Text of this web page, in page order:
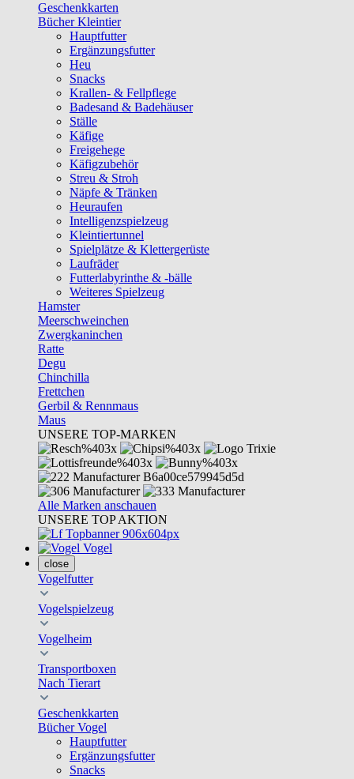
Geschenkkarten
Bücher Kleintier
Hauptfutter
Ergänzungsfutter
Heu
Snacks
Krallen- & Fellpflege
Badesand & Badehäuser
Ställe
Käfige
Freigehege
Käfigzubehör
Streu & Stroh
Näpfe & Tränken
Heuraufen
Intelligenzspielzeug
Kleintiertunnel
Spielplätze & Klettergerüste
Laufräder
Futterlabyrinthe & -bälle
Weiteres Spielzeug
Hamster
Meerschweinchen
Zwergkaninchen
Ratte
Degu
Chinchilla
Frettchen
Gerbil & Rennmaus
Maus
UNSERE TOP-MARKEN
Alle Marken anschauen
UNSERE TOP AKTION
Vogel
close
Vogelfutter
Vogelspielzeug
Vogelheim
Transportboxen
Nach Tierart
Geschenkkarten
Bücher Vogel
Hauptfutter
Ergänzungsfutter
Snacks